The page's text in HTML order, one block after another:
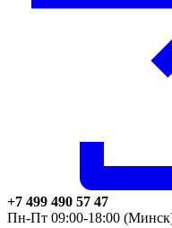
+7 499 490 57 47
Пн-Пт 09:00-18:00